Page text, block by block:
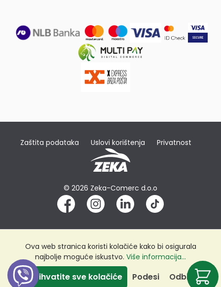
Zaštita podataka Uslovi korištenja Privatnost
© 2026 Zeka-Comerc d.o.o
Ova web stranica koristi kolačiće kako bi osigurala
najbolje moguće iskustvo. Više informacija...
Odbij
Podesi
Prihvatite sve kolačiće